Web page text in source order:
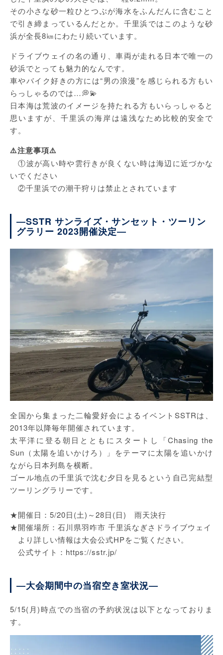
その小さな砂一粒ひとつぶが海水をふんだんに含むこと
で引き締まっているんだとか。千里浜ではこのような砂
浜が全長8㎞にわたり続いています。
ドライブウェイの名の通り、車両が走れる日本で唯一の
砂浜でとっても魅力的なんです。
車やバイク好きの方には“男の浪漫”を感じられる方もい
らっしゃるのでは…💭💫
日本海は荒波のイメージを持たれる方もいらっしゃると
思いますが、千里浜の海岸は遠浅なため比較的安全で
す。
⚠️注意事項⚠️
①波が高い時や雲行きが良くない時は海辺に近づかな
いでください
②千里浜での潮干狩りは禁止とされています
―SSTR サンライズ・サンセット・ツーリン
グラリー 2023開催決定―
全国から集まった二輪愛好会によるイベントSSTRは、
2013年以降毎年開催されています。
太平洋に登る朝日とともにスタートし「Chasing the
Sun（太陽を追いかけろ）」をテーマに太陽を追いかけ
ながら日本列島を横断。
ゴール地点の千里浜で沈む夕日を見るという自己完結型
ツーリングラリーです。
★開催日：5/20日(土)～28日(日) 雨天決行
★開催場所：石川県羽咋市 千里浜なぎさドライブウェイ
より詳しい情報は大会公式HPをご覧ください。
公式サイト： https://sstr.jp/
―大会期間中の当宿空き室状況―
5/15(月)時点での当宿の予約状況は以下となっておりま
す。